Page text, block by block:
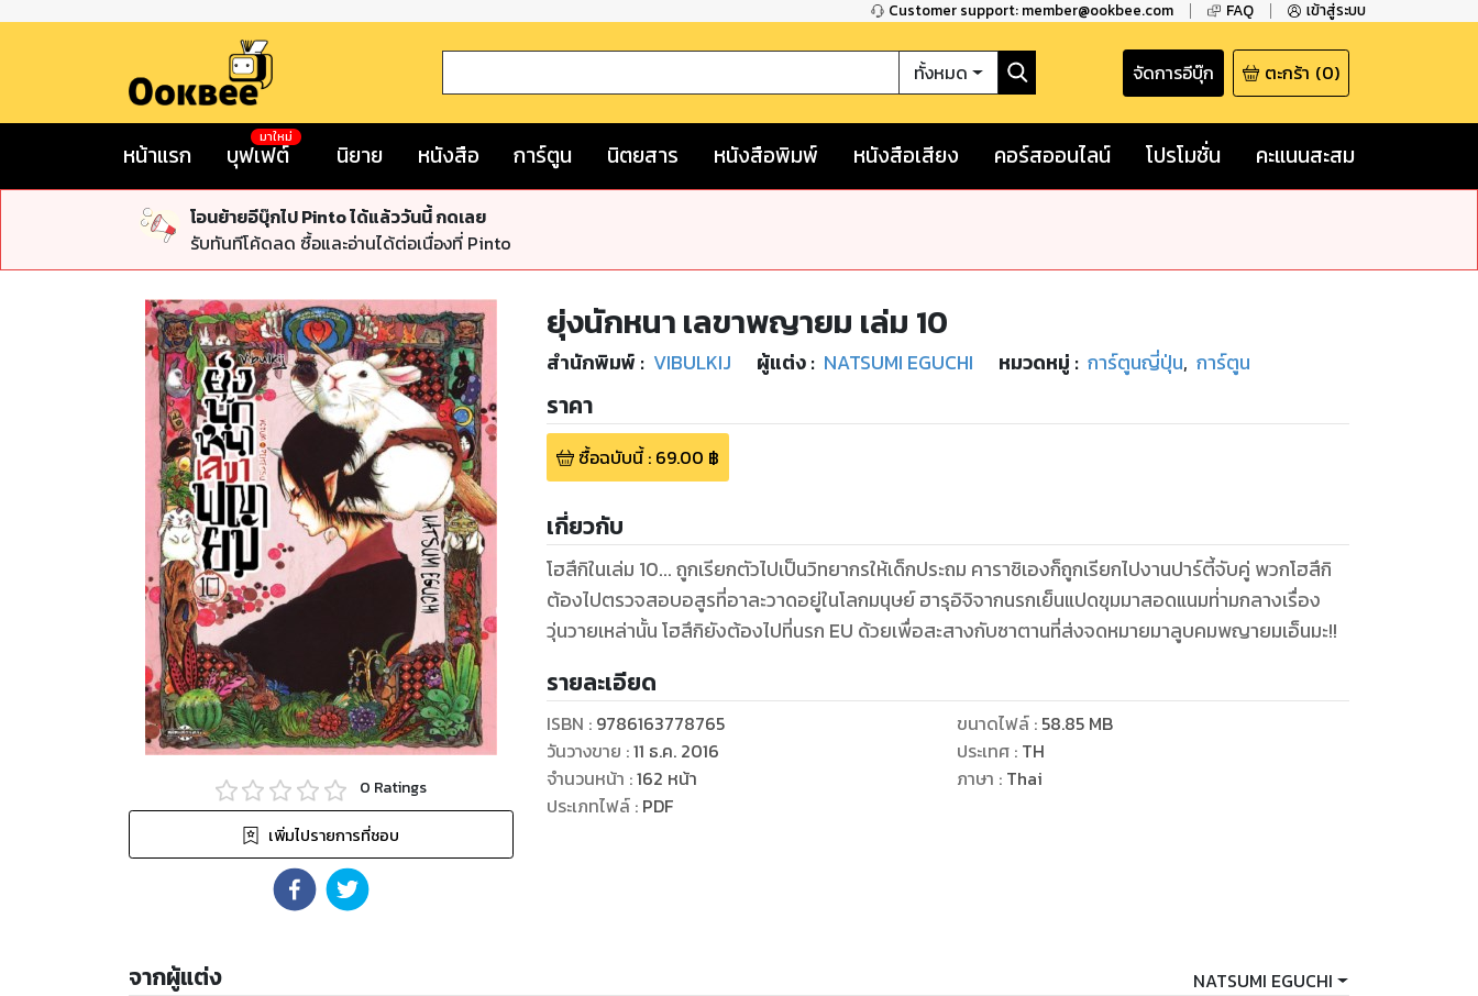
Customer support: member@ookbee.com FAQ เข้าสู่ระบบ
ทั้งหมด จัดการอีบุ๊ก ตะกร้า (0)
หน้าแรก บุฟเฟต์
มาใหม่
นิยาย หนังสือ การ์ตูน นิตยสาร หนังสือพิมพ์ หนังสือเสียง คอร์สออนไลน์ โปรโมชั่น คะแนนสะสม
โอนย้ายอีบุ๊กไป Pinto ได้แล้ววันนี้ กดเลย
รับทันทีโค้ดลด ซื้อและอ่านได้ต่อเนื่องที่ Pinto
0 Ratings
เพิ่มไปรายการที่ชอบ
ยุ่งนักหนา เลขาพญายม เล่ม 10
สำนักพิมพ์ : VIBULKIJ ผู้แต่ง : NATSUMI EGUCHI หมวดหมู่ : การ์ตูนญี่ปุ่น, การ์ตูน
ราคา
ซื้อฉบับนี้: 69.00 ฿
เกี่ยวกับ
โฮสึกิในเล่ม 10... ถูกเรียกตัวไปเป็นวิทยากรให้เด็กประถม คาราชิเองก็ถูกเรียกไปงานปาร์ตี้จับคู่ พวกโฮสึกิ
ต้องไปตรวจสอบอสูรที่อาละวาดอยู่ในโลกมนุษย์ ฮารุอิจิจากนรกเย็นแปดขุมมาสอดแนมท่่ามกลางเรื่อง
วุ่นวายเหล่านั้น โฮสึกิยังต้องไปที่นรก EU ด้วยเพื่อสะสางกับซาตานที่ส่งจดหมายมาลูบคมพญายมเอ็นมะ!!
รายละเอียด
ISBN : 9786163778765
วันวางขาย :11 ธ.ค. 2016
จำนวนหน้า :162 หน้า
ประเภทไฟล์: PDF
ขนาดไฟล์: 58.85 MB
ประเทศ : TH
ภาษา : Thai
จากผู้แต่ง NATSUMI EGUCHI